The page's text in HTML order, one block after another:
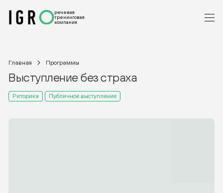
речевая
тренинговая
компания
Главная Программы
Выступление без страха
Риторика Публичное выступление